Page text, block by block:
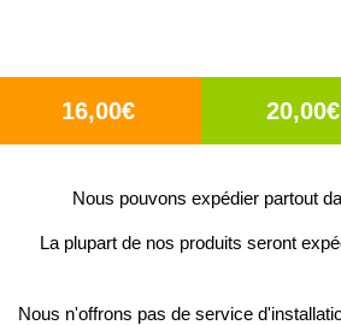
16,00€ 20,00€
Nous pouvons expédier partout
La plupart de nos produits seront
Nous n'offrons pas de service